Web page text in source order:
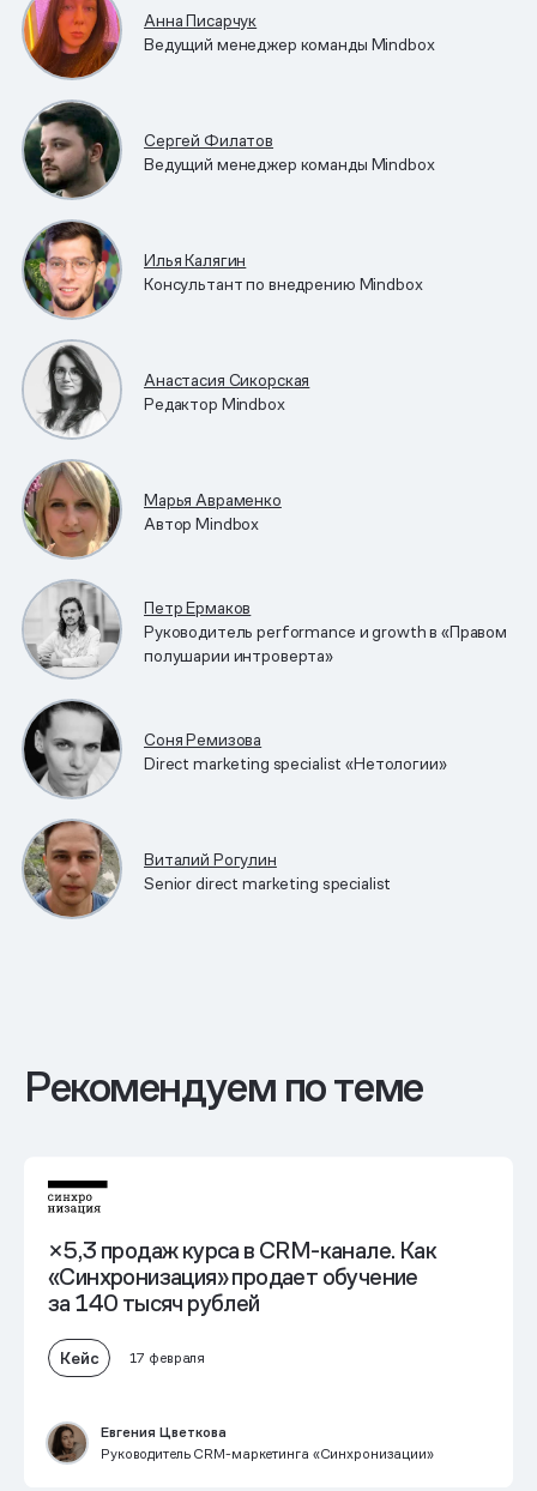
Анна Писарчук
Ведущий менеджер команды Mindbox
Сергей Филатов
Ведущий менеджер команды Mindbox
Илья Калягин
Консультант по внедрению Mindbox
Анастасия Сикорская
Редактор Mindbox
Марья Авраменко
Автор Mindbox
Петр Ермаков
Руководитель performance и growth в «Правом
полушарии интроверта»
Соня Ремизова
Direct marketing specialist «Нетологии»
Виталий Рогулин
Senior direct marketing specialist
Рекомендуем по теме
×5,3 продаж курса в CRM-канале. Как
«Синхронизация» продает обучение
за 140 тысяч рублей
Кейс 17 февраля
Евгения Цветкова
Руководитель CRM-маркетинга «Синхронизации»